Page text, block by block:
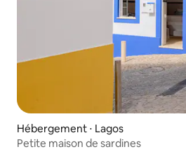
Hébergement ⋅ Lagos
Petite maison de sardines